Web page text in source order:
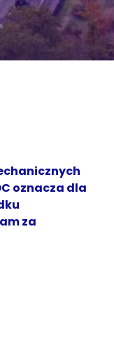
oznacza dla
za